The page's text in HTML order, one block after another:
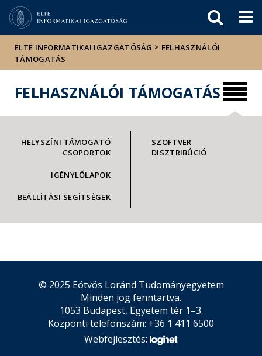
sajtóban
ELTE INFORMATIKAI IGAZGATÓSÁG > FELHASZNÁLÓI
TÁMOGATÁS
FELHASZNÁLÓI TÁMOGATÁS
HELYSZÍNI TÁMOGATÓ
CSOPORTOK
IGÉNYLŐLAPOK
BEÁLLÍTÁSI SEGÍTSÉGEK
SZOFTVER
DISZTRIBÚCIÓ
© 2025 Eötvös Loránd Tudományegyetem
Minden jog fenntartva.
1053 Budapest, Egyetem tér 1–3.
Központi telefonszám: +36 1 411 6500
Webfejlesztés: